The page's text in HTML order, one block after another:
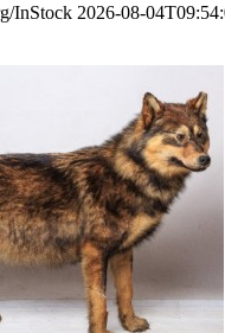
InStock 2026-08-